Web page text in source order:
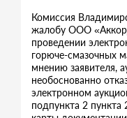
Комиссия
жалобу ООО
проведении
горюче-смазочных
мнению заявителя,
необоснованно
электронном
подпункта 2